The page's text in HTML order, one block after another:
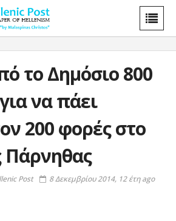
το Δημόσιο 800
να πάει
200 φορές στο
Πάρνηθας
Post
8 Δεκεμβρίου 2014, 12 έτη ago